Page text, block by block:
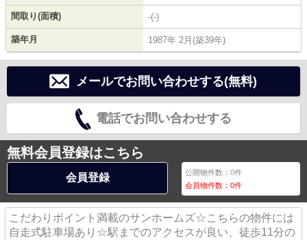
間取り(面積) -(-)
築年月 1987年 2月(築39年)
メールでお問い合わせする(無料)
電話でお問い合わせする
無料会員登録はこちら
会員登録 公開物件数：0件
会員物件数：0件
こだわりポイント満載のサンホームズ☆こちらの物件には
自走式駐車場あり☆駅までのアクセスが良い、徒歩11分の